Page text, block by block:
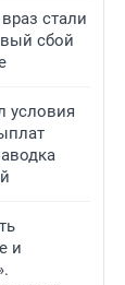
стали
сбой
условия
и